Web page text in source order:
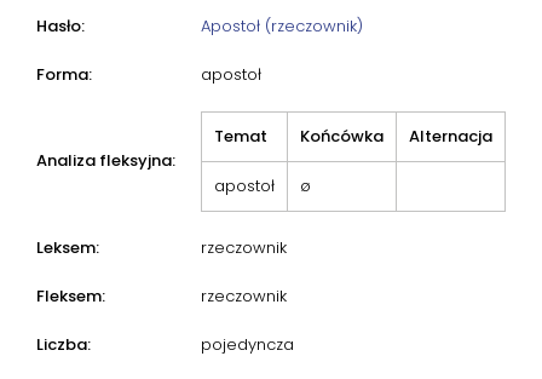
Hasło: Apostoł (rzeczownik)
Forma: apostoł
Analiza fleksyjna:
Temat Końcówka Alternacja
apostoł ø
Leksem: rzeczownik
Fleksem: rzeczownik
Liczba: pojedyncza